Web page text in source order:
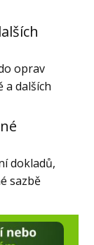
oprav
a dalších
dokladů,
sazbě